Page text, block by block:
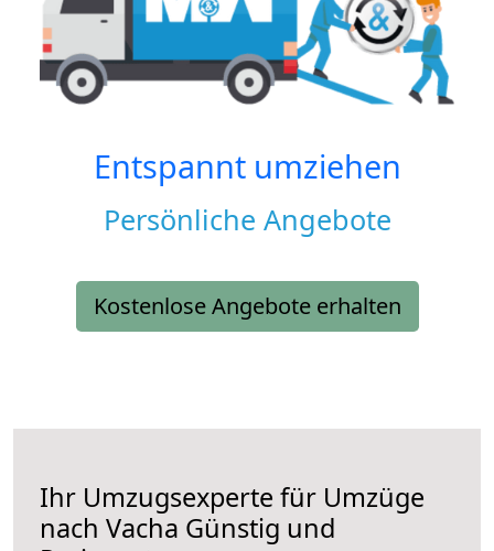
Entspannt umziehen
Persönliche Angebote
Kostenlose Angebote erhalten
Ihr Umzugsexperte für Umzüge
nach Vacha Günstig und